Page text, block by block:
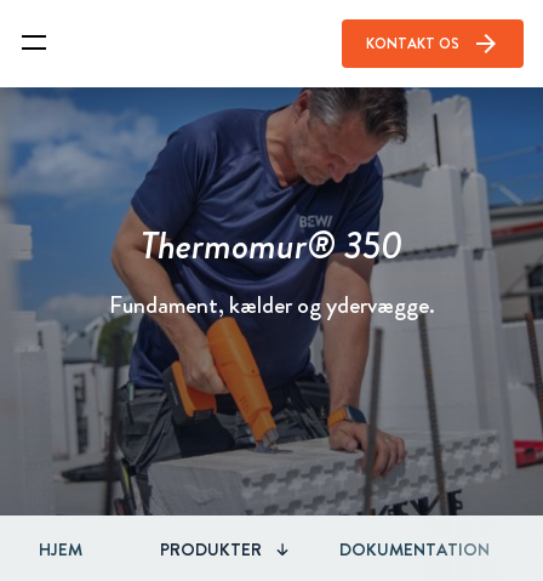
KONTAKT OS arrow_forward
Thermomur® 350
Fundament, kælder og ydervægge.
HJEM PRODUKTER DOKUMENTATION